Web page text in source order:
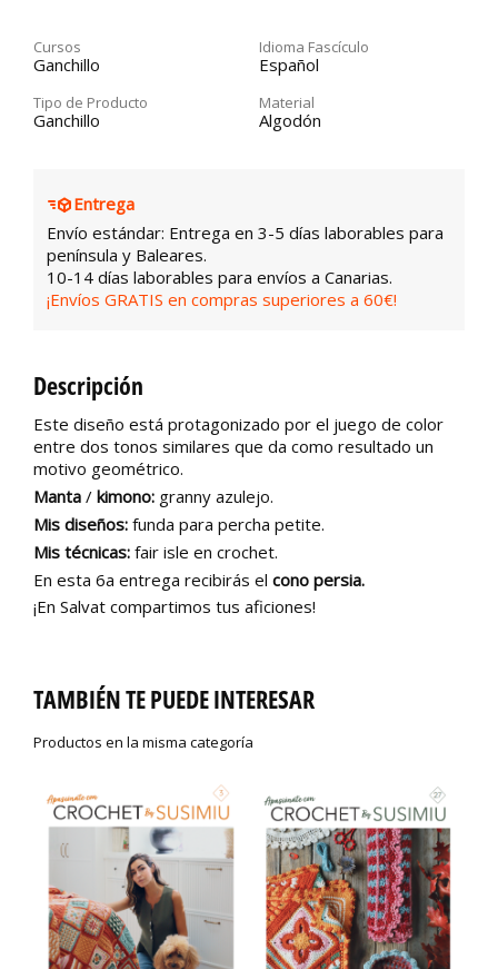
Cursos
Ganchillo
Idioma Fascículo
Español
Tipo de Producto
Ganchillo
Material
Algodón
Entrega
Envío estándar: Entrega en 3-5 días laborables para
península y Baleares.
10-14 días laborables para envíos a Canarias.
¡Envíos GRATIS en compras superiores a 60€!
Descripción
Este diseño está protagonizado por el juego de color
entre dos tonos similares que da como resultado un
motivo geométrico.
Manta / kimono: granny azulejo.
Mis diseños: funda para percha petite.
Mis técnicas: fair isle en crochet.
En esta 6a entrega recibirás el cono persia.
¡En Salvat compartimos tus aficiones!
TAMBIÉN TE PUEDE INTERESAR
Productos en la misma categoría